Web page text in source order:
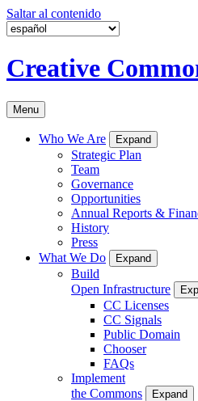
Saltar al contenido
Creative
Menu
Who We Are Expand
Strategic Plan
Team
Governance
Opportunities
Annual Reports &
History
Press
What We Do
Expand
Build
Open Infrastructure
CC Licenses
CC Signals
Public Domain
Chooser
FAQs
Implement
the Commons
Expand